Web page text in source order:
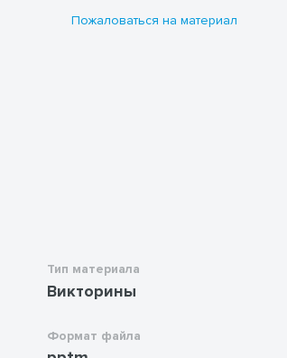
Пожаловаться на материал
Тип материала
Викторины
Формат файла